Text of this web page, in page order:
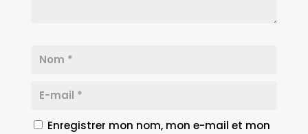
Enregistrer mon nom, mon e-mail et mon